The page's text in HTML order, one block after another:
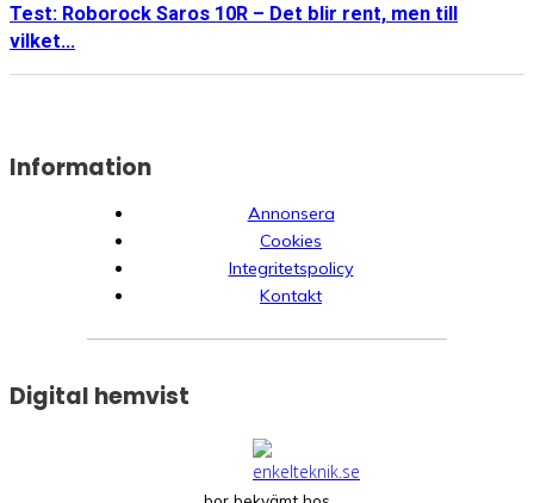
Test: Roborock Saros 10R – Det blir rent, men till
vilket...
Information
Annonsera
Cookies
Integritetspolicy
Kontakt
Digital hemvist